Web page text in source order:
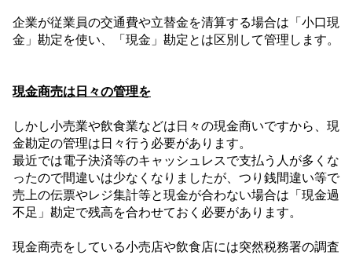
企業が従業員の交通費や立替金を清算する場合は「小口現
金」勘定を使い、「現金」勘定とは区別して管理します。
現金商売は日々の管理を
しかし小売業や飲食業などは日々の現金商いですから、現
金勘定の管理は日々行う必要があります。
最近では電子決済等のキャッシュレスで支払う人が多くな
ったので間違いは少なくなりましたが、つり銭間違い等で
売上の伝票やレジ集計等と現金が合わない場合は「現金過
不足」勘定で残高を合わせておく必要があります。
現金商売をしている小売店や飲食店には突然税務署の調査